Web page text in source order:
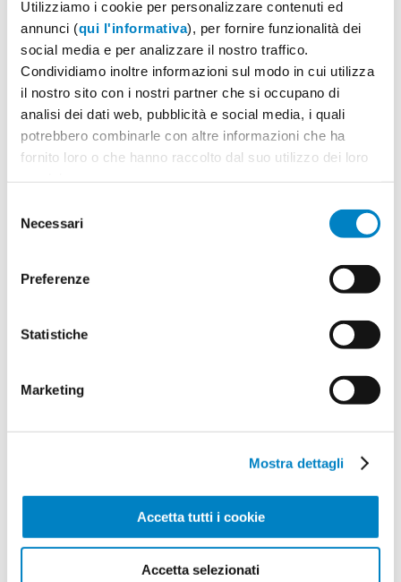
Utilizziamo i cookie per personalizzare contenuti ed
annunci (qui l'informativa), per fornire funzionalità dei
social media e per analizzare il nostro traffico.
Condividiamo inoltre informazioni sul modo in cui utilizza
il nostro sito con i nostri partner che si occupano di
analisi dei dati web, pubblicità e social media, i quali
potrebbero combinarle con altre informazioni che ha
fornito loro o che hanno raccolto dal suo utilizzo dei loro
delNecessari
Preferenze
Statistiche
Marketing
Mostra dettagli
Accetta tutti i cookie
Accetta selezionati
2 Quantità
Minimo: 100
3 Il tuo logo / grafica (opzionale)
Vuoi caricare il tuo logo o grafica adesso? Potrai
4 Riepilogo ordine:
Mini puzzle quadrato Diego
Quantità:100
Il prezzo include la stampa:Quadricromia.